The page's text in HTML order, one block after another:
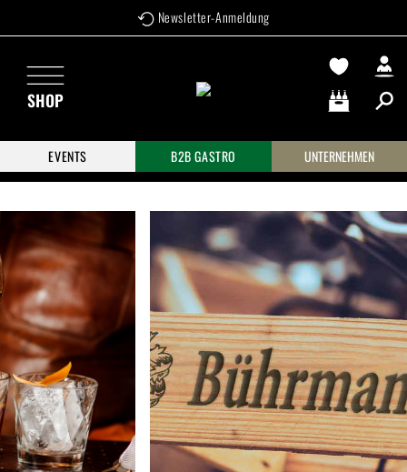
Zum Hauptinhalt springen Newsletter-Anmeldung
Über 95 Jahre Weinkompetenz
SHOP
Warenkorb
EVENTS
B2B GASTRO UNTERNEHMEN